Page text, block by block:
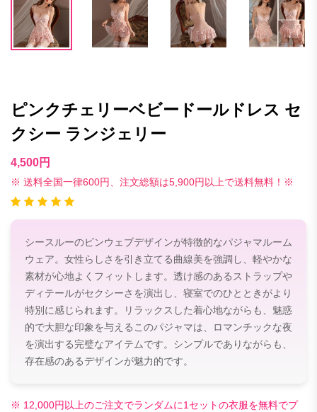
ピンクチェリーベビードールドレス セ
クシー ランジェリー
4,500円
※ 送料全国一律600円、注文総額は5,900円以上で送料無料！※
シースルーのビンウェブデザインが特徴的なパジャマルーム
ウェア。女性らしさを引き立てる曲線美を強調し、軽やかな
素材が心地よくフィットします。透け感のあるストラップや
ディテールがセクシーさを演出し、寝室でのひとときがより
特別に感じられます。リラックスした着心地ながらも、魅惑
的で大胆な印象を与えるこのパジャマは、ロマンチックな夜
を演出する完璧なアイテムです。シンプルでありながらも、
存在感のあるデザインが魅力的です。
※ 12,000円以上のご注文でランダムに1セットの衣服を無料でプ